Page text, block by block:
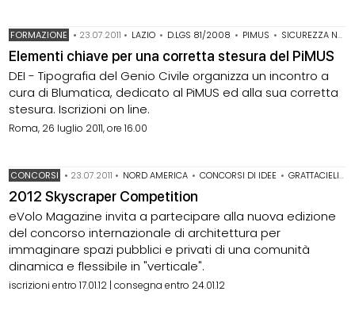
FORMAZIONE • 23.07.2011 • LAZIO • D.LGS 81/2008 • PIMUS • SICUREZZA NEI CANTIERI TEMPORANEI E MOBILI
Elementi chiave per una corretta stesura del PiMUS
DEI - Tipografia del Genio Civile organizza un incontro a
cura di Blumatica, dedicato al PiMUS ed alla sua corretta
stesura. Iscrizioni on line.
Roma, 26 luglio 2011, ore 16.00
CONCORSI • 23.07.2011 • NORD AMERICA • CONCORSI DI IDEE • GRATTACIELI•
2012 Skyscraper Competition
eVolo Magazine invita a partecipare alla nuova edizione
del concorso internazionale di architettura per
immaginare spazi pubblici e privati di una comunità
dinamica e flessibile in "verticale".
iscrizioni entro 17.01.12 | consegna entro 24.01.12